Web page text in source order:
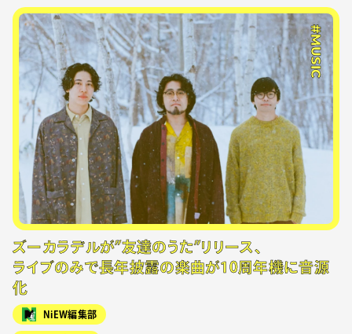
#MUSIC
ズーカラデルが”友達のうた”リリース、
ライブのみで長年披露の楽曲が10周年機に音源
化
NiEW編集部